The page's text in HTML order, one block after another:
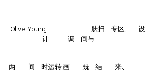
Olive Young釜山田浦站店皮肤扫描专区,全新设
计的金色调小间与指示牌
两台小间同时运转,画面中既有结伴而来、一同